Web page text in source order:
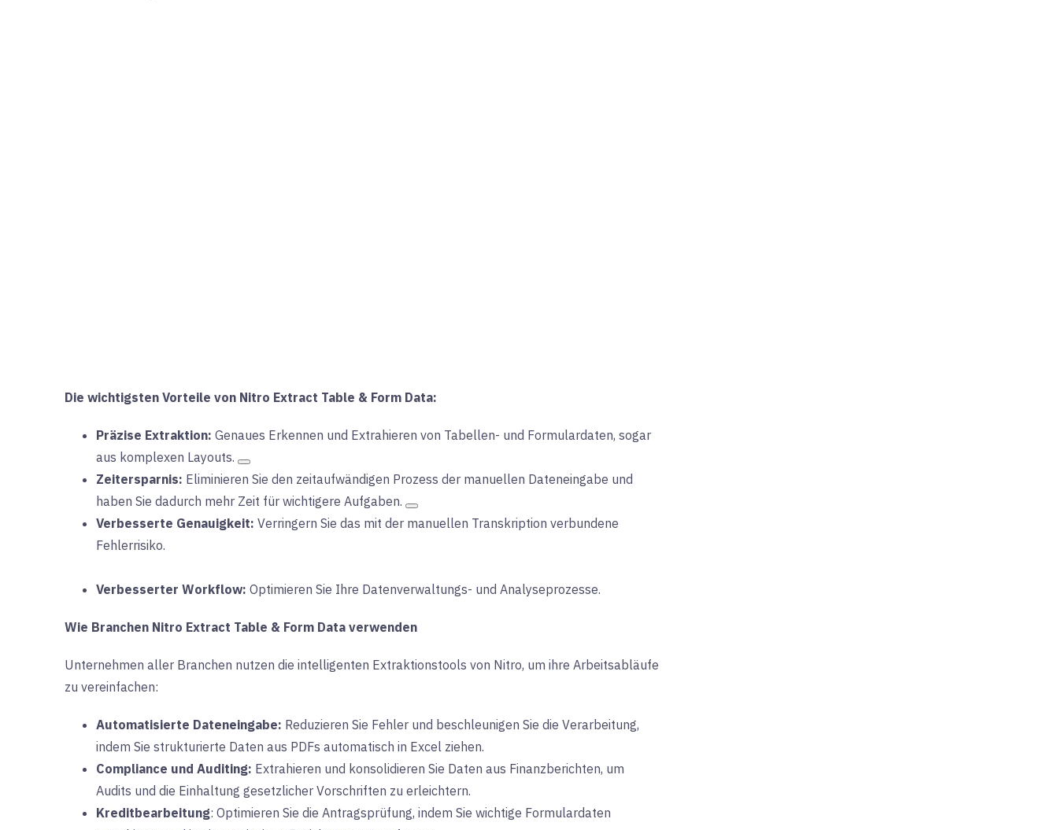
Die wichtigsten Vorteile von Nitro Extract Table & Form Data:
Präzise Extraktion: Genaues Erkennen und Extrahieren von Tabellen- und Formulardaten, sogar
aus komplexen Layouts.
Zeitersparnis: Eliminieren Sie den zeitaufwändigen Prozess der manuellen Dateneingabe und
haben Sie dadurch mehr Zeit für wichtigere Aufgaben.
Verbesserte Genauigkeit: Verringern Sie das mit der manuellen Transkription verbundene
Fehlerrisiko.
Verbesserter Workflow: Optimieren Sie Ihre Datenverwaltungs- und Analyseprozesse.
Wie Branchen Nitro Extract Table & Form Data verwenden
Unternehmen aller Branchen nutzen die intelligenten Extraktionstools von Nitro, um ihre Arbeitsabläufe
zu vereinfachen:
Automatisierte Dateneingabe: Reduzieren Sie Fehler und beschleunigen Sie die Verarbeitung,
indem Sie strukturierte Daten aus PDFs automatisch in Excel ziehen.
Compliance und Auditing: Extrahieren und konsolidieren Sie Daten aus Finanzberichten, um
Audits und die Einhaltung gesetzlicher Vorschriften zu erleichtern.
Kreditbearbeitung: Optimieren Sie die Antragsprüfung, indem Sie wichtige Formulardaten